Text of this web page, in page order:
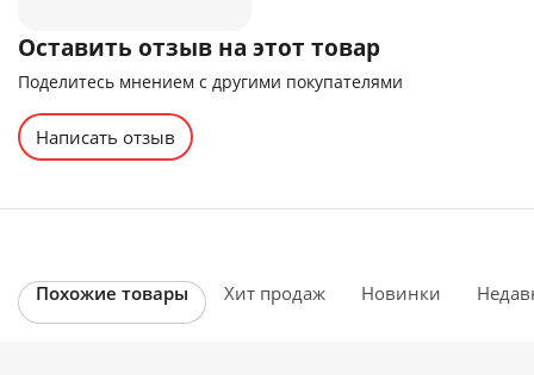
Оставить отзыв на этот товар
Поделитесь мнением с другими покупателями
Написать отзыв
Похожие товары Хит продаж Новинки